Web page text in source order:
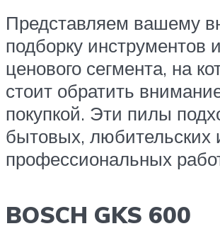
Представляем вашему
подборку инструментов
ценового сегмента, на
стоит обратить
покупкой. Эти пилы
бытовых, любительских
профессиональных
BOSCH GKS 600